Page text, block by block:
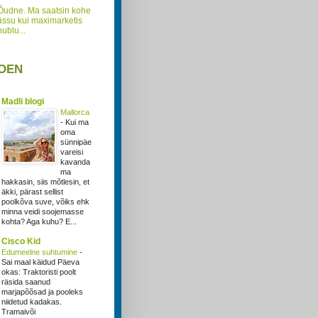
Ma saatsin kohe
kui maximarketis
Madli blogi
Mallorca
- Kui ma
oma
sünnipäe
vareisi
kavanda
ma
hakkasin, siis mõtlesin, et
äkki, pärast sellist
poolkõva suve, võiks ehk
minna veidi soojemasse
kohta? Aga kuhu? E...
Cisco Kid
Edumeelne suhtumine -
Sai maal käidud Päeva
okas: Traktoristi poolt
räsida saanud
marjapõõsad ja pooleks
niidetud kadakas.
Tramaivõi